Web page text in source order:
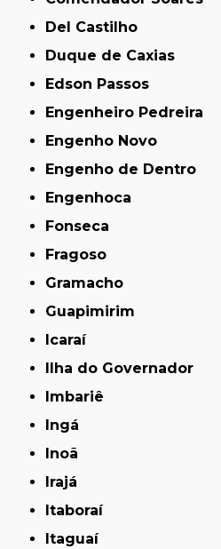
Del Castilho
Duque de Caxias
Edson Passos
Engenheiro Pedreira
Engenho Novo
Engenho de Dentro
Engenhoca
Fonseca
Fragoso
Gramacho
Guapimirim
Icaraí
Ilha do Governador
Imbariê
Ingá
Inoã
Irajá
Itaboraí
Itaguaí